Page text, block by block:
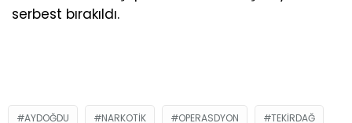
serbest bırakıldı.
AYDOĞDU NARKOTIK OPERASDYON TEKIRDAĞ